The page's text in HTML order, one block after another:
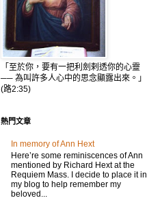
「至於你，要有一把利劍剌透你的心靈
── 為叫許多人心中的思念顯露出來。」
(路2:35)
熱門文章
In memory of Ann Hext
Here’re some reminiscences of Ann
mentioned by Richard Hext at the
Requiem Mass. I decide to place it in
my blog to help remember my
beloved...